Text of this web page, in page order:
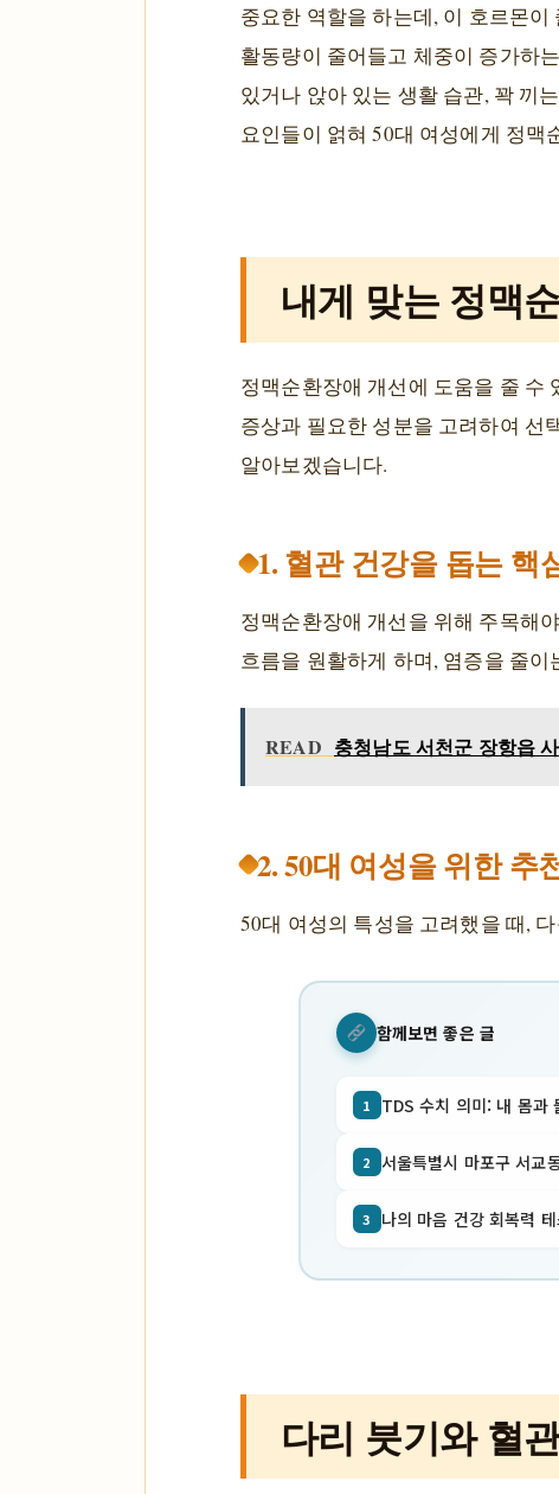
중요한 역할을 하는데, 이 호르몬
활동량이 줄어들고 체중이 증가하
있거나 앉아 있는 생활 습관, 꽉 끼
요인들이 얽혀 50대 여성에게 정맥
내게 맞는 정맥
정맥순환장애 개선에 도움을 줄 수
증상과 필요한 성분을 고려하여 선
알아보겠습니다.
1. 혈관 건강을 돕는 핵
정맥순환장애 개선을 위해 주목해
흐름을 원활하게 하며, 염증을 줄
READ 충청남도 서천군 장항읍
2. 50대 여성을 위한 추
50대 여성의 특성을 고려했을 때,
함께보면 좋은 글
1 TDS 수치 의미: 내 몸과
2 서울특별시 마포구 서
3 나의 마음 건강 회복력
다리 붓기와 혈